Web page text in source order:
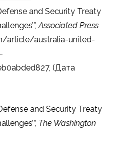
and Security Treaty
Associated Press
article/australia-united-
(Дата
and Security Treaty
The Washington